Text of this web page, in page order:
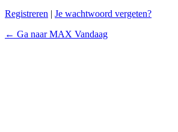
Registreren | Je wachtwoord vergeten?
← Ga naar MAX Vandaag